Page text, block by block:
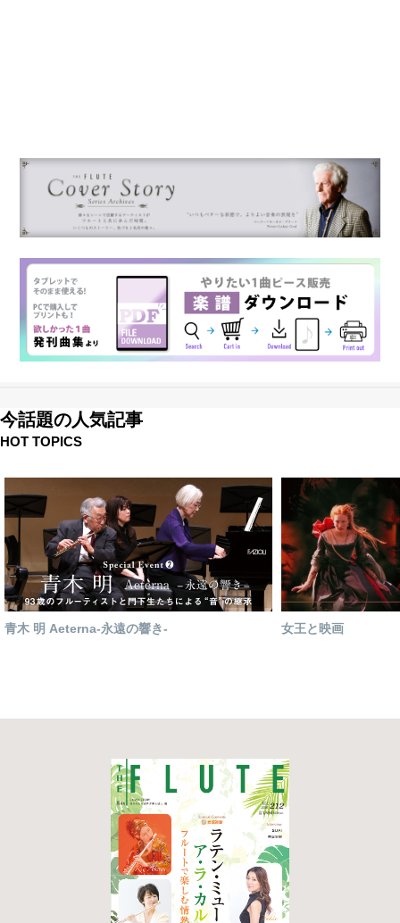
今話題の人気記事
HOT TOPICS
青木 明 Aeterna-永遠の響き- 女王と映画